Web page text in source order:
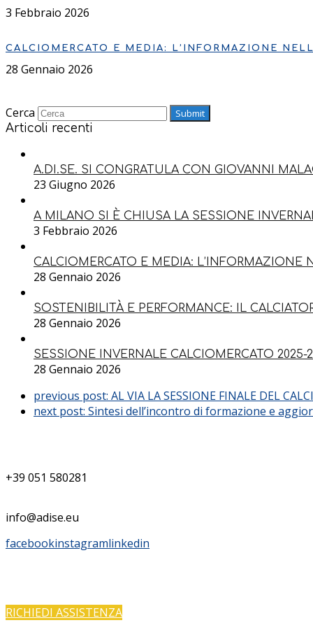
3 Febbraio 2026
CALCIOMERCATO E MEDIA: L’INFORMAZIONE
28 Gennaio 2026
Cerca Submit
Articoli recenti
A.DI.SE. SI CONGRATULA CON GIOVANNI
23 Giugno 2026
A MILANO SI È CHIUSA LA SESSIONE
3 Febbraio 2026
CALCIOMERCATO E MEDIA: L’INFORMAZIONE
28 Gennaio 2026
SOSTENIBILITÀ E PERFORMANCE: IL
28 Gennaio 2026
SESSIONE INVERNALE CALCIOMERCATO 2025-
28 Gennaio 2026
previous post: AL VIA LA SESSIONE FINALE DEL
next post: Sintesi dell’incontro di formazione e
+39 051 580281
info@adise.eu
facebookinstagramlinkedin
RICHIEDI ASSISTENZA